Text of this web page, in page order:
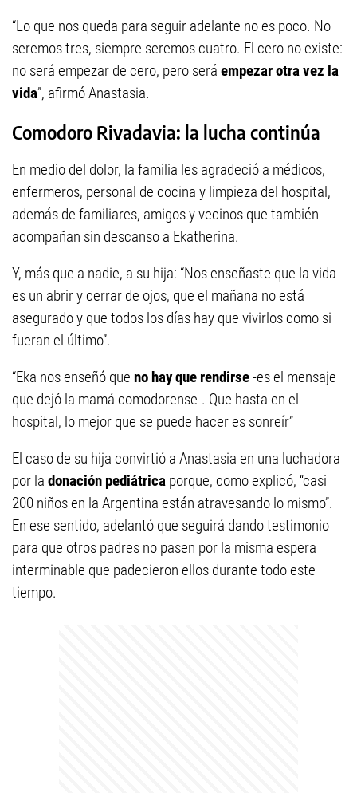
“Lo que nos queda para seguir adelante no es poco. No
seremos tres, siempre seremos cuatro. El cero no existe:
no será empezar de cero, pero será empezar otra vez la
vida”, afirmó Anastasia.
Comodoro Rivadavia: la lucha continúa
En medio del dolor, la familia les agradeció a médicos,
enfermeros, personal de cocina y limpieza del hospital,
además de familiares, amigos y vecinos que también
acompañan sin descanso a Ekatherina.
Y, más que a nadie, a su hija: “Nos enseñaste que la vida
es un abrir y cerrar de ojos, que el mañana no está
asegurado y que todos los días hay que vivirlos como si
fueran el último”.
“Eka nos enseñó que no hay que rendirse-es el mensaje
que dejó la mamá comodorense-. Que hasta en el
hospital, lo mejor que se puede hacer es sonreír”
El caso de su hija convirtió a Anastasia en una luchadora
por la donación pediátrica porque, como explicó, “casi
200 niños en la Argentina están atravesando lo mismo”.
En ese sentido, adelantó que seguirá dando testimonio
para que otros padres no pasen por la misma espera
interminable que padecieron ellos durante todo este
tiempo.